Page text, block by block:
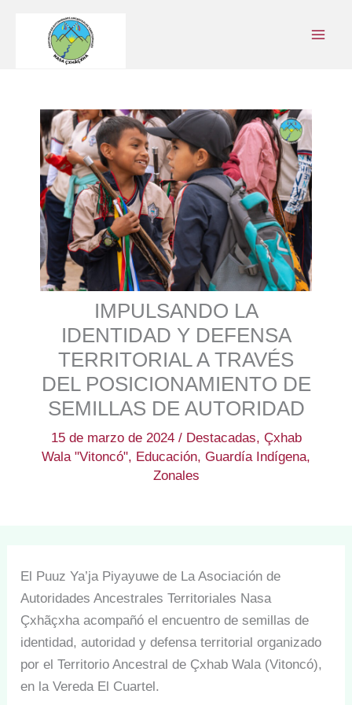
contenido
IMPULSANDO LA
IDENTIDAD Y DEFENSA
TERRITORIAL A TRAVÉS
DEL POSICIONAMIENTO DE
SEMILLAS DE AUTORIDAD
15 de marzo de 2024 / Destacadas, Çxhab
Wala "Vitoncó", Educación, Guardía Indígena,
Zonales
El Puuz Ya’ja Piyayuwe de La Asociación de
Autoridades Ancestrales Territoriales Nasa
Çxhãçxha acompañó el encuentro de semillas de
identidad, autoridad y defensa territorial organizado
por el Territorio Ancestral de Çxhab Wala (Vitoncó),
en la Vereda El Cuartel.